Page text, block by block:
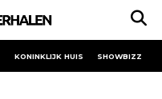
KONINKLIJK HUIS SHOWBIZZ